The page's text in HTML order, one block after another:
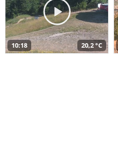
10:18 20,2 °C